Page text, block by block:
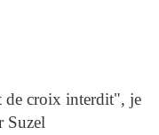
de croix interdit", je
Suzel